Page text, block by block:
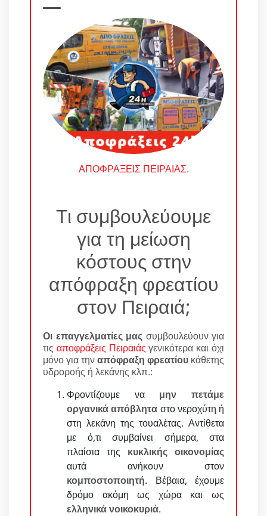
ΑΠΟΦΡΑΞΕΙΣ ΠΕΙΡΑΙΑΣ.
Τι συμβουλεύουμε
για τη μείωση
κόστους στην
απόφραξη φρεατίου
στον Πειραιά;
Οι επαγγελματίες μας συμβουλεύουν για
τις αποφράξεις Πειραιάς γενικότερα και όχι
μόνο για τηναπόφραξη φρεατίου κάθετης
υδροροής ή λεκάνης κλπ.:
Φροντίζουμε να μην πετάμε
οργανικά απόβλητα στο νεροχύτη ή
στη λεκάνη της τουαλέτας. Αντίθετα
με ό,τι συμβαίνει σήμερα, στα
πλαίσια της κυκλικής οικονομίας
αυτά ανήκουν στον
κομποστοποιητή. Βέβαια, έχουμε
δρόμο ακόμη ως χώρα και ως
ελληνικά νοικοκυριά.